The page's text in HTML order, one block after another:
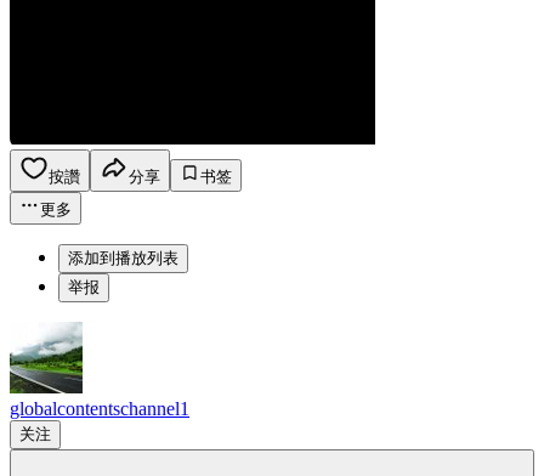
按讚 分享
书签
更多
添加到播放列表
举报
globalcontentschannel1
关注